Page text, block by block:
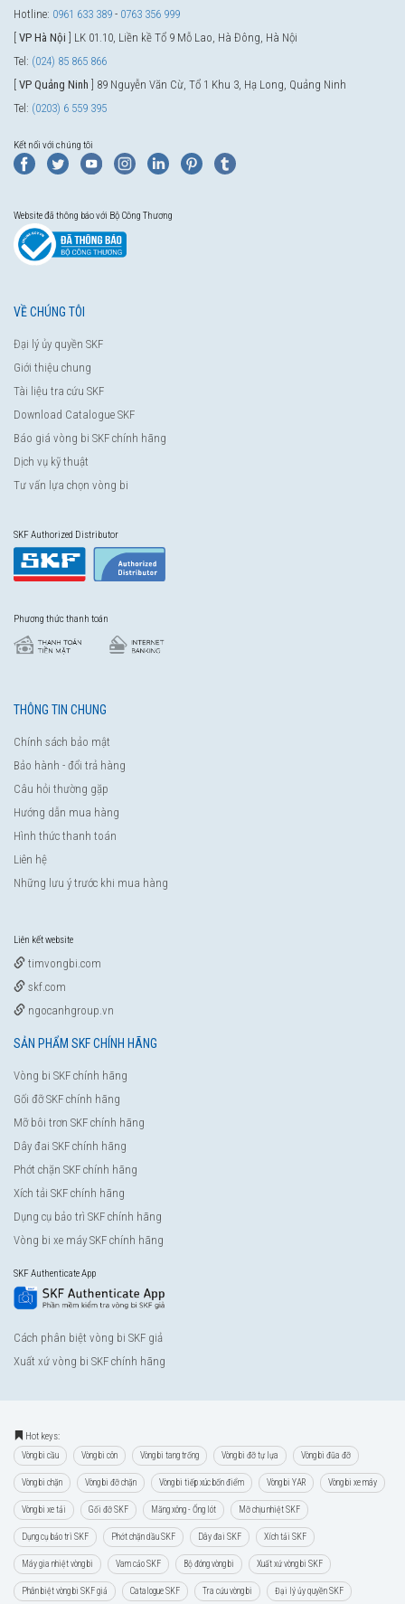
Hotline: 0961 633 389 - 0763 356 999
[ VP Hà Nội ] LK 01.10, Liền kề Tổ 9 Mỗ Lao, Hà Đông, Hà Nội
Tel: (024) 85 865 866
[ VP Quảng Ninh ] 89 Nguyễn Văn Cừ, Tổ 1 Khu 3, Hạ Long, Quảng Ninh
Tel: (0203) 6 559 395
Kết nối với chúng tôi
Website đã thông báo với Bộ Công Thương
VỀ CHÚNG TÔI
Đại lý ủy quyền SKF
Giới thiệu chung
Tài liệu tra cứu SKF
Download Catalogue SKF
Báo giá vòng bi SKF chính hãng
Dịch vụ kỹ thuật
Tư vấn lựa chọn vòng bi
SKF Authorized Distributor
Phương thức thanh toán
THÔNG TIN CHUNG
Chính sách bảo mật
Bảo hành - đổi trả hàng
Câu hỏi thường gặp
Hướng dẫn mua hàng
Hình thức thanh toán
Liên hệ
Những lưu ý trước khi mua hàng
Liên kết website
timvongbi.com
skf.com
ngocanhgroup.vn
SẢN PHẨM SKF CHÍNH HÃNG
Vòng bi SKF chính hãng
Gối đỡ SKF chính hãng
Mỡ bôi trơn SKF chính hãng
Dây đai SKF chính hãng
Phớt chặn SKF chính hãng
Xích tải SKF chính hãng
Dụng cụ bảo trì SKF chính hãng
Vòng bi xe máy SKF chính hãng
SKF Authenticate App
Cách phân biệt vòng bi SKF giả
Xuất xứ vòng bi SKF chính hãng
Hot keys:
Vòng bi cầu Vòng bi côn Vòng bi tang trống Vòng bi đỡ tự lựa Vòng bi đũa đỡ
Vòng bi chặn Vòng bi đỡ chặn Vòng bi tiếp xúc bốn điểm Vòng bi YAR Vòng bi xe máy
Vòng bi xe tải Gối đỡ SKF Măng xông - Ống lót Mỡ chịu nhiệt SKF
Dụng cụ bảo trì SKF Phớt chặn dầu SKF Dây đai SKF Xích tải SKF
Máy gia nhiệt vòng bi Vam cảo SKF Bộ đóng vòng bi Xuất xứ vòng bi SKF
Phân biệt vòng bi SKF giả Catalogue SKF Tra cứu vòng bi Đại lý ủy quyền SKF